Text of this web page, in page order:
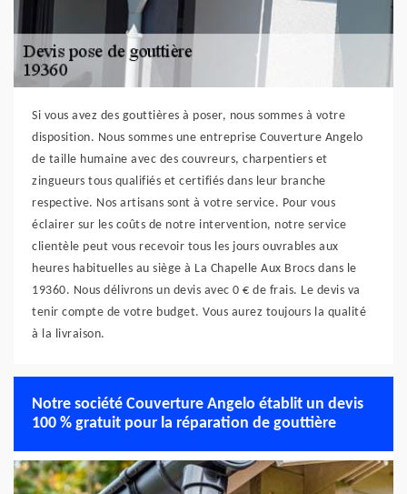
Si vous avez des gouttières à poser, nous sommes à votre
disposition. Nous sommes une entreprise Couverture Angelo
de taille humaine avec des couvreurs, charpentiers et
zingueurs tous qualifiés et certifiés dans leur branche
respective. Nos artisans sont à votre service. Pour vous
éclairer sur les coûts de notre intervention, notre service
clientèle peut vous recevoir tous les jours ouvrables aux
heures habituelles au siège à La Chapelle Aux Brocs dans le
19360. Nous délivrons un devis avec 0 € de frais. Le devis va
tenir compte de votre budget. Vous aurez toujours la qualité
à la livraison.
Notre société Couverture Angelo établit un devis
100 % gratuit pour la réparation de gouttière